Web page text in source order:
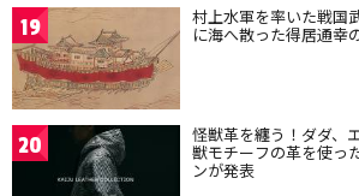
19 村上水軍を率いた戦国
に海へ散った得居通幸
20 怪獣革を纏う！ダダ、
獣モチーフの革を使っ
ンが発表